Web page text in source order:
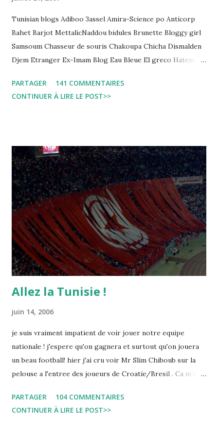
Tunisian blogs Adiboo 3assel Amira-Science po Anticorp
Bahet Barjot MettalicNaddou bidules Brunette Bloggy girl
Samsoum Chasseur de souris Chakoupa Chicha Dismalden
Djem Etranger Ex-Imam Blog Eau Bleue El greco Hatem
Leila fi amarikia Little Sarah American girl Massir mots a
dire Mouch ex Mazzika Tun...
PARTAGER
141 COMMENTAIRES
CONTINUER À LIRE LE POST>>
Allez la Tunisie !
juin 14, 2006
je suis vraiment impatient de voir jouer notre equipe
nationale ! j'espere qu'on gagnera et surtout qu'on jouera
un beau football! hier j'ai cru voir Mr Slim Chiboub sur la
pelouse a l'entree des joueurs de Croatie/Bresil . Ca m'a
instances internationales.( Je me demande d'ailleurs a quoi
est due cette absence !). Anyway... Inchallah Marbouha !
PARTAGER
104 COMMENTAIRES
CONTINUER À LIRE LE POST>>